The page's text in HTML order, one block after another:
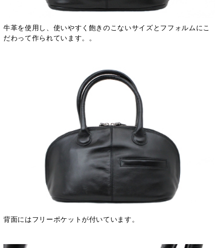
牛革を使用し、使いやすく飽きのこないサイズとフフォルムにこ
だわって作られています。。
背面にはフリーポケットが付いています。